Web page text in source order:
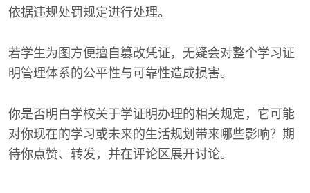
依据违规处罚规定进行处理。
若学生为图方便擅自篡改凭证，无疑会对整个学习证
明管理体系的公平性与可靠性造成损害。
你是否明白学校关于学证明办理的相关规定，它可能
对你现在的学习或未来的生活规划带来哪些影响？期
待你点赞、转发，并在评论区展开讨论。